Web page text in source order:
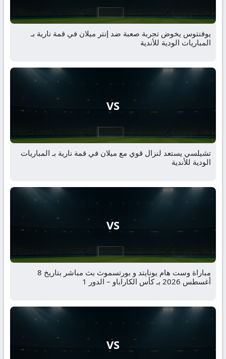
يوفنتوس يخوض تجربة صعبة ضد إنتر ميلان في قمة نارية بـ
المباريات الودية للأندية
VS
تشيلسي يستعد لنزال قوي مع ميلان في قمة نارية بـ المباريات
الودية للأندية
VS
مباراة وست هام يونايتد و بورتسموث بث مباشر بتاريخ 8
أغسطس 2026 بـ كأس الكاراباو – الدور 1
VS